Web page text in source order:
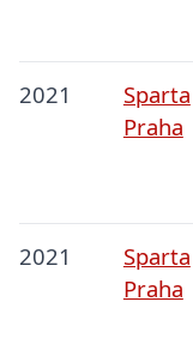
2021
Sparta
Praha
2021
Sparta
Praha